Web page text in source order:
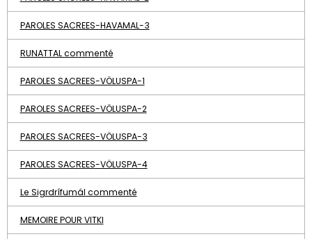
PAROLES SACREES-HAVAMAL-3
RUNATTAL commenté
PAROLES SACREES-VÖLUSPA-1
PAROLES SACREES-VÖLUSPA-2
PAROLES SACREES-VÖLUSPA-3
PAROLES SACREES-VÖLUSPA-4
Le Sigrdrífumál commenté
MEMOIRE POUR VITKI